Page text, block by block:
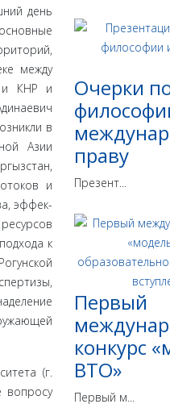
день
между
и КНР и
в
Азии
и
эффек­
к
(г.
во­просу
Очерки
праву
Презент...
Первый
конкурс
ВТО»
Первый м...